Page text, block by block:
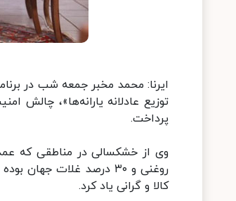
ایرنا: محمد مخبر جمعه شب در
توزیع عادلانه یارانه‌ها»،
پرداخت.
روغنی و ۳۰ درصد غلات
کالا و گرانی یاد کرد.